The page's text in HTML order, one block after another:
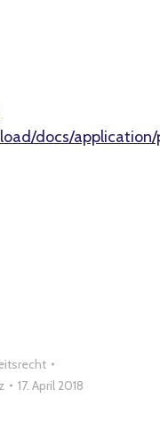
docs/
17. April 2018